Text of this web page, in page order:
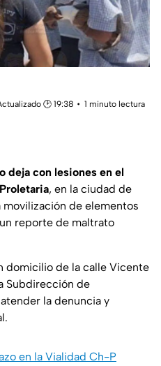
🕑 19:38
1 minuto lectura
deja con lesiones en el
, en la ciudad de
de elementos
reporte de maltrato
domicilio de la calle Vicente
Subdirección de
la denuncia y
en la Vialidad Ch-P